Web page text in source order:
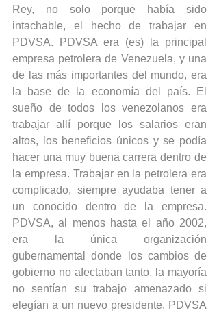
Rey, no solo porque había sido
intachable, el hecho de trabajar en
PDVSA. PDVSA era (es) la principal
empresa petrolera de Venezuela, y una
de las más importantes del mundo, era
la base de la economía del país. El
sueño de todos los venezolanos era
trabajar allí porque los salarios eran
altos, los beneficios únicos y se podía
hacer una muy buena carrera dentro de
la empresa. Trabajar en la petrolera era
complicado, siempre ayudaba tener a
un conocido dentro de la empresa.
PDVSA, al menos hasta el año 2002,
era la única organización
gubernamental donde los cambios de
gobierno no afectaban tanto, la mayoría
no sentían su trabajo amenazado si
elegían a un nuevo presidente. PDVSA